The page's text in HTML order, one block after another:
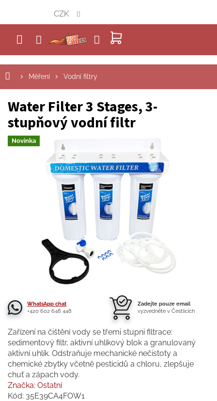
obsah
NÁKUPNÍ
KOŠÍK
CZK
Měření Vodní filtry
Water Filter 3 Stages, 3-
stupňový vodní filtr
Novinka
WhatsApp chat
+420 602 648 448
Zadejte pouze email
vyzvedněte v Čestlicích
Zařízení na čištění vody se třemi stupni filtrace:
sedimentový filtr, aktivní uhlíkový blok a granulovaný
aktivní uhlík. Odstraňuje mechanické nečistoty a
chemické zbytky včetně pesticidů a chloru, zlepšuje
chuť a zápach vody.
Značka: Ostatní
Kód: 35E39CA4FOW1